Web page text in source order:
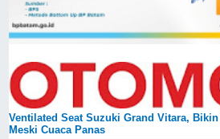
Ventilated Seat Suzuki Grand Vitara,
Meski Cuaca Panas